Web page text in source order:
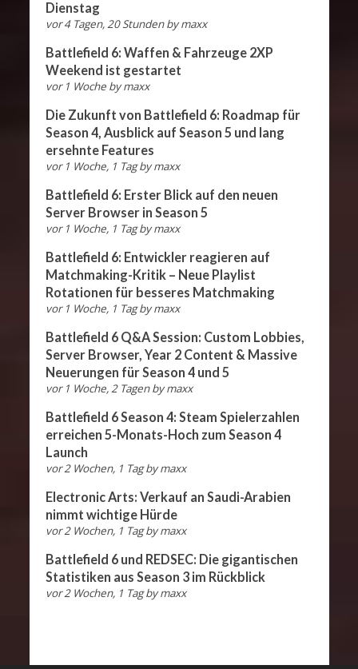
Dienstag
vor 4 Tagen, 20 Stunden bymaxx
Battlefield 6: Waffen & Fahrzeuge 2XP
Weekend ist gestartet
vor 1 Woche bymaxx
Die Zukunft von Battlefield 6: Roadmap für
Season 4, Ausblick auf Season 5 und lang
ersehnte Features
vor 1 Woche, 1 Tag bymaxx
Battlefield 6: Erster Blick auf den neuen
Server Browser in Season 5
vor 1 Woche, 1 Tag bymaxx
Battlefield 6: Entwickler reagieren auf
Matchmaking-Kritik – Neue Playlist
Rotationen für besseres Matchmaking
vor 1 Woche, 1 Tag bymaxx
Battlefield 6 Q&A Session: Custom Lobbies,
Server Browser, Year 2 Content & Massive
Neuerungen für Season 4 und 5
vor 1 Woche, 2 Tagen bymaxx
Battlefield 6 Season 4: Steam Spielerzahlen
erreichen 5-Monats-Hoch zum Season 4
Launch
vor 2 Wochen, 1 Tag bymaxx
Electronic Arts: Verkauf an Saudi-Arabien
nimmt wichtige Hürde
vor 2 Wochen, 1 Tag bymaxx
Battlefield 6 und REDSEC: Die gigantischen
Statistiken aus Season 3 im Rückblick
vor 2 Wochen, 1 Tag bymaxx